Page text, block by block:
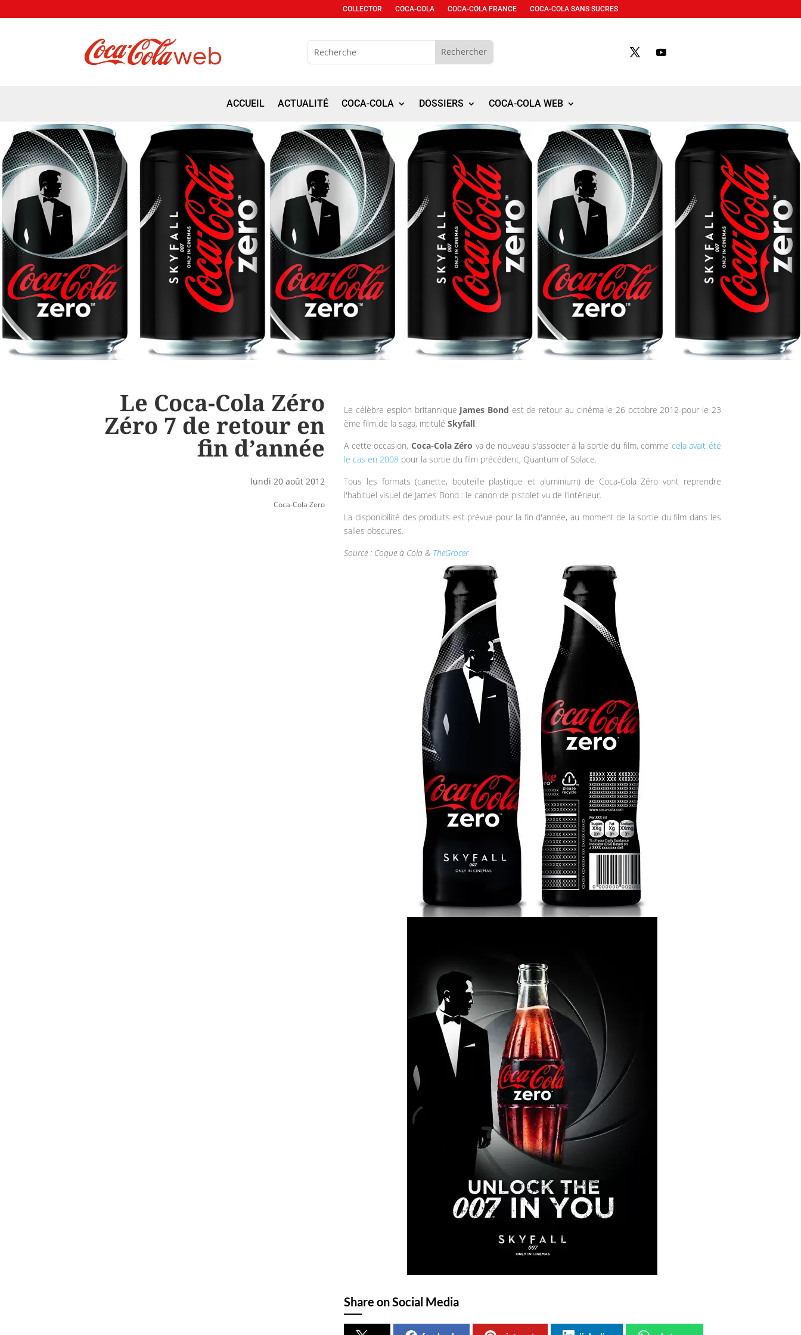
COLLECTOR COCA-COLA COCA-COLA FRANCE COCA-COLA SANS SUCRES
ACCUEIL ACTUALITÉ COCA-COLA DOSSIERS COCA-COLA WEB
Le Coca-Cola Zéro
Zéro 7 de retour en
fin d’année
lundi 20 août 2012
Coca-Cola Zero
Le célèbre espion britannique James Bond est de retour au cinéma le 26 octobre 2012 pour le 23
ème film de la saga, intituléSkyfall.
A cette occasion, Coca-Cola Zéro va de nouveau s'associer à la sortie du film, comme cela avait été
le cas en 2008 pour la sortie du film précédent, Quantum of Solace.
Tous les formats (canette, bouteille plastique et aluminium) de Coca-Cola Zéro vont reprendre
l'habituel visuel de James Bond : le canon de pistolet vu de l'intérieur.
La disponibilité des produits est prévue pour la fin d'année, au moment de la sortie du film dans les
salles obscures.
Source : Coque à Cola & TheGrocer
Share on Social Media